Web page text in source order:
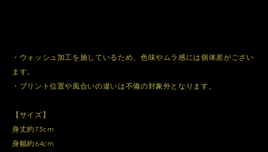
・ウォッシュ加工を施しているため、色味やムラ感には個体差がござい
ます。
・プリント位置や風合いの違いは不備の対象外となります。
【サイズ】
身丈約73cm
身幅約64cm